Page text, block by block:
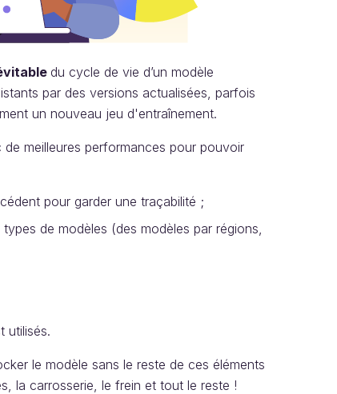
du cycle de vie d’un modèle
par des versions actualisées, parfois
un nouveau jeu d'entraînement.
meilleures performances pour pouvoir
pour garder une traçabilité ;
types de modèles (des modèles par régions,
utilisés.
le modèle sans le reste de ces éléments
la carrosserie, le frein et tout le reste !